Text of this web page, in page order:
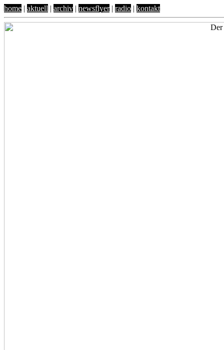
home | aktuell | archiv | newsflyer | radio | kontakt